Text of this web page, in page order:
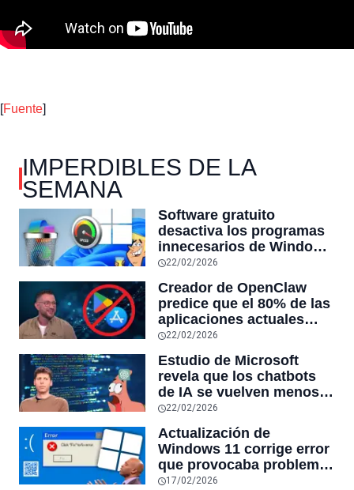
[Fuente]
IMPERDIBLES DE LA
SEMANA
Software gratuito
desactiva los programas
innecesarios de Windows
11 y optimiza el PC,
reduciendo el uso de la
RAM y mucho más
22/02/2026
Creador de OpenClaw
predice que el 80% de las
aplicaciones actuales
desaparecerán en el
futuro: “Solo sobrevivirán
las aplicaciones con
sensores únicos o
conexiones especiales a
hardware
22/02/2026
Estudio de Microsoft
revela que los chatbots
de IA se vuelven menos
confiables mientras más
tiempo hablas con ellos:
la falta de confiabilidad
sube un 112%
22/02/2026
Actualización de
Windows 11 corrige error
que provocaba problemas
al jugar en PC: los
17/02/2026